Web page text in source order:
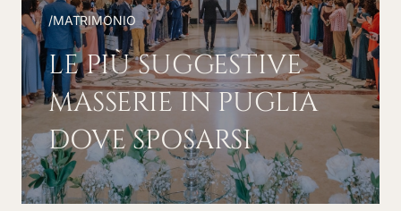
/MATRIMONIO
LE PIÙ SUGGESTIVE
MASSERIE IN PUGLIA
DOVE SPOSARSI